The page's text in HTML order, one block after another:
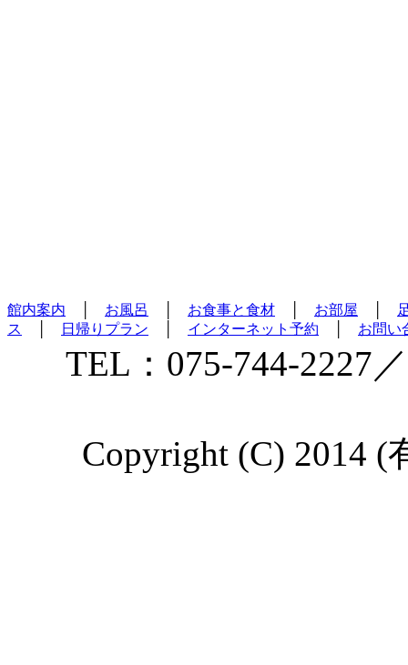
館内案内 お風呂 お食事と食材 お部屋
ス
日帰りプラン インターネット予約 お問い
TEL：075-744-2227
Copyright (C) 2014 (